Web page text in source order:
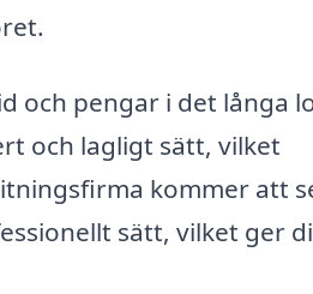
och pengar i det långa
och lagligt sätt, vilket
kommer att
sätt, vilket ger